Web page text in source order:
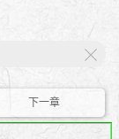
下一章